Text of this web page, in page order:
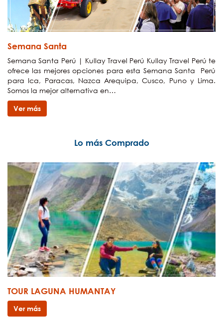
Semana Santa
Semana Santa Perú | Kullay Travel Perú Kullay Travel Perú te
ofrece las mejores opciones para esta Semana Santa Perú
para Ica, Paracas, Nazca Arequipa, Cusco, Puno y Lima.
Somos la mejor alternativa en…
Ver más
Lo más Comprado
TOUR LAGUNA HUMANTAY
Ver más